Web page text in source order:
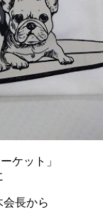
ケット」
会長から